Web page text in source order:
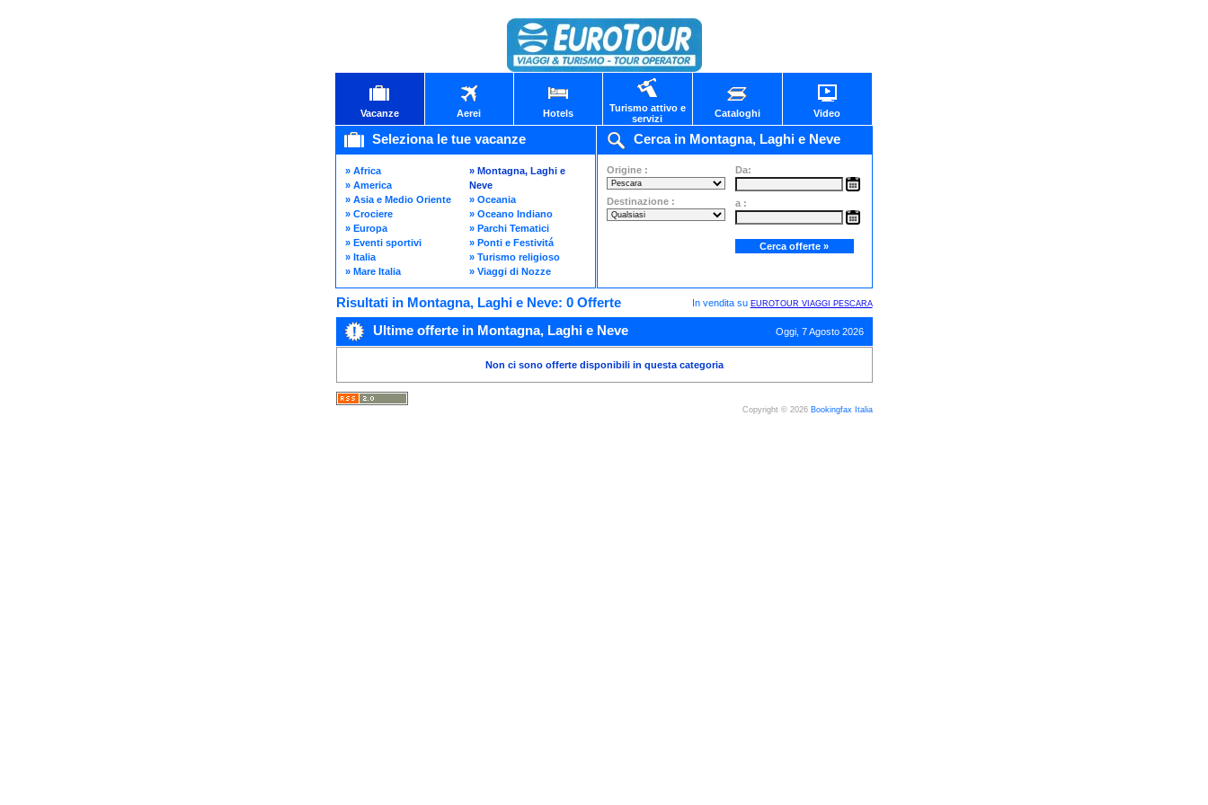
Vacanze Aerei Hotels
Turismo attivo e
servizi
Cataloghi Video
Seleziona le tue vacanze Cerca in Montagna, Laghi e Neve
» Africa
» America
» Asia e Medio Oriente
» Crociere
» Europa
» Eventi sportivi
» Italia
» Mare Italia
» Montagna, Laghi e
Neve
» Oceania
» Oceano Indiano
» Parchi Tematici
» Ponti e Festivitá
» Turismo religioso
» Viaggi di Nozze
Origine :
Destinazione :
Da:
a :
Risultati in Montagna, Laghi e Neve: 0 Offerte In vendita su EUROTOUR VIAGGI PESCARA
Ultime offerte in Montagna, Laghi e Neve Oggi, 7 Agosto 2026
Non ci sono offerte disponibili in questa categoria
Copyright © 2026 Bookingfax Italia